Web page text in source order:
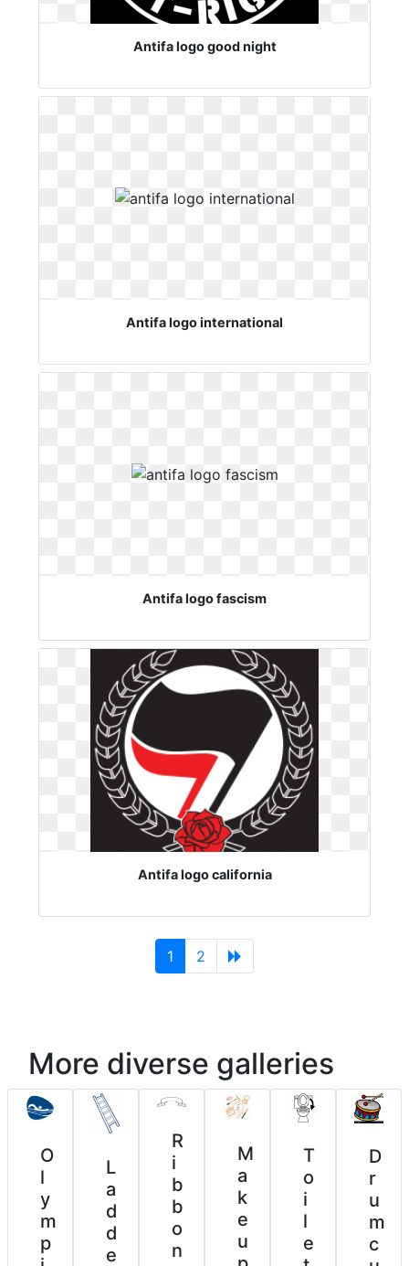
Antifa logo good night
Antifa logo international
Antifa logo fascism
Antifa logo california
1 (current)
2
More diverse galleries
O
l
y
m
p
L
a
d
d
e
R
i
b
b
o
n
M
a
k
e
u
T
o
i
l
e
D
r
u
m
c